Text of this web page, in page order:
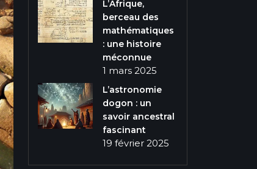
L’Afrique,
berceau des
mathématiques
: une histoire
méconnue
1 mars 2025
L’astronomie
dogon : un
savoir ancestral
fascinant
19 février 2025